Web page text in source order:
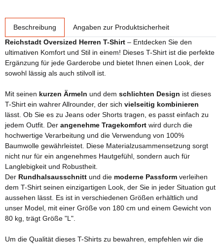
Beschreibung
Angaben zur Produktsicherheit
Reichstadt Oversized Herren T-Shirt – Entdecken Sie den
ultimativen Komfort und Stil in einem! Dieses T-Shirt ist die perfekte
Ergänzung für jede Garderobe und bietet Ihnen einen Look, der
sowohl lässig als auch stilvoll ist.
Mit seinen kurzen Ärmeln und dem schlichten Design ist dieses
T-Shirt ein wahrer Allrounder, der sich vielseitig kombinieren
lässt. Ob Sie es zu Jeans oder Shorts tragen, es passt einfach zu
jedem Outfit. Der angenehme Tragekomfort wird durch die
hochwertige Verarbeitung und die Verwendung von 100%
Baumwolle gewährleistet. Diese Materialzusammensetzung sorgt
nicht nur für ein angenehmes Hautgefühl, sondern auch für
Langlebigkeit und Robustheit.
Der Rundhalsausschnitt und die moderne Passform verleihen
dem T-Shirt seinen einzigartigen Look, der Sie in jeder Situation gut
aussehen lässt. Es ist in verschiedenen Größen erhältlich und
unser Model, mit einer Größe von 180 cm und einem Gewicht von
80 kg, trägt Größe "L".
Um die Qualität dieses T-Shirts zu bewahren, empfehlen wir die